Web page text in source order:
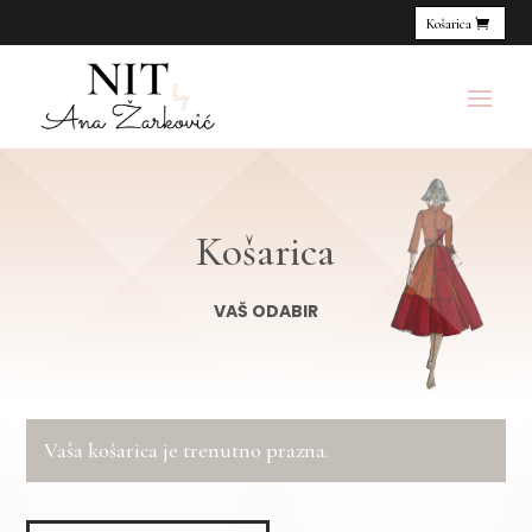
Košarica
Košarica
VAŠ ODABIR
Vaša košarica je trenutno prazna.